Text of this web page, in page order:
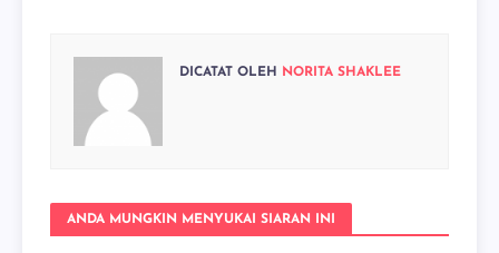
DICATAT OLEH NORITA SHAKLEE
ANDA MUNGKIN MENYUKAI SIARAN INI